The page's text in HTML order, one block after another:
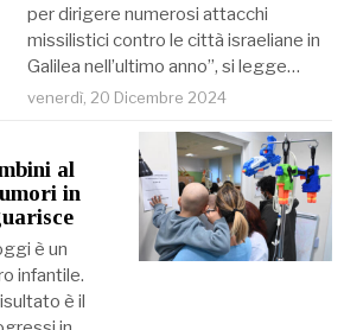
per dirigere numerosi attacchi
missilistici contro le città israeliane in
Galilea nell’ultimo anno”, si legge…
venerdì, 20 Dicembre 2024
al
in
è un
infantile.
è il